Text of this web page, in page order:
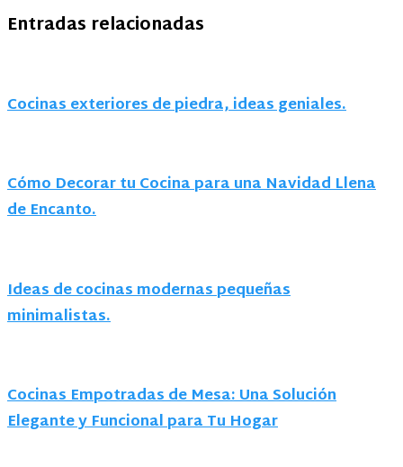
Entradas relacionadas
Cocinas exteriores de piedra, ideas geniales.
Cómo Decorar tu Cocina para una Navidad Llena
de Encanto.
Ideas de cocinas modernas pequeñas
minimalistas.
Cocinas Empotradas de Mesa: Una Solución
Elegante y Funcional para Tu Hogar